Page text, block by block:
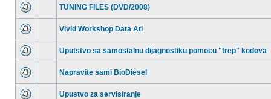
TUNING FILES (DVD/2008)
Vivid Workshop Data Ati
Uputstvo sa samostalnu dijagnostiku pomocu "trep" kodova
Napravite sami BioDiesel
Upustvo za servisiranje